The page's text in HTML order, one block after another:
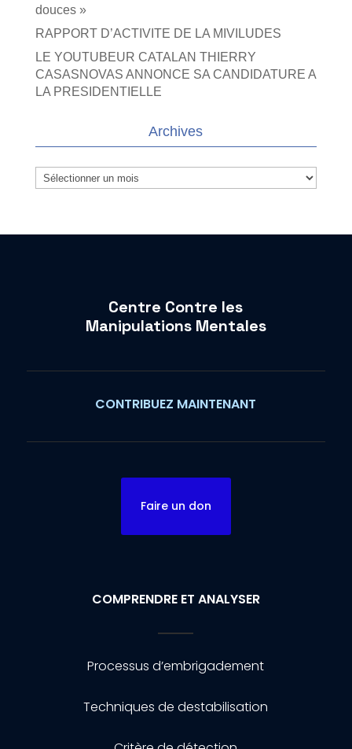
douces »
RAPPORT D’ACTIVITE DE LA MIVILUDES
LE YOUTUBEUR CATALAN THIERRY
CASASNOVAS ANNONCE SA CANDIDATURE A
LA PRESIDENTIELLE
Archives
Archives
Centre Contre les
Manipulations Mentales
CONTRIBUEZ MAINTENANT
Faire un don
COMPRENDRE ET ANALYSER
Processus d’embrigadement
Techniques de destabilisation